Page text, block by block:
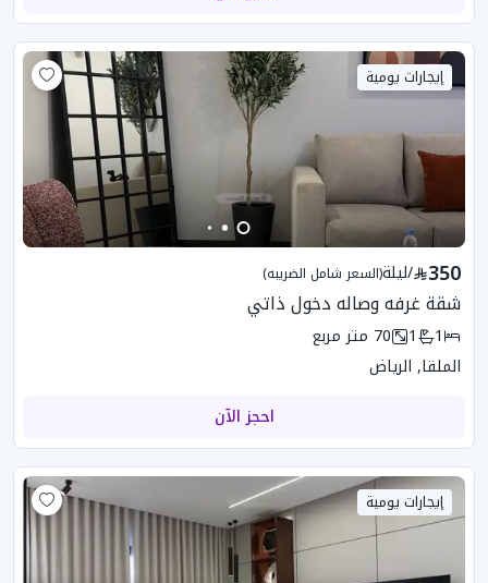
إيجارات يومية
350
/ليلة(السعر شامل الضريبه)
شقة غرفه وصاله دخول ذاتي
1
1
70 متر مربع
الملقا, الرياض
احجز الآن
إيجارات يومية